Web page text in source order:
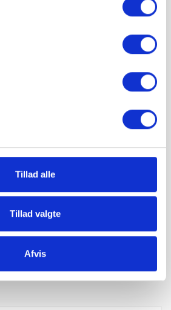
Tillad alle
Tillad valgte
Afvis
for 99 kr. i fragt. Vi sender dig en
Bestil vareprøve